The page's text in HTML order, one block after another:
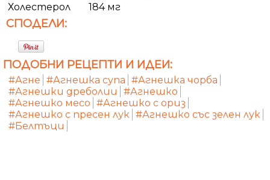
Холестерол
184 мг
СПОДЕЛИ:
ПОДОБНИ РЕЦЕПТИ И ИДЕИ:
#Агне #Агнешка супа #Агнешка чорба
#Агнешки дреболии
#Агнешко
#Агнешко месо #Агнешко с ориз
#Агнешко с пресен лук #Агнешко със зелен лук
#Белтъци